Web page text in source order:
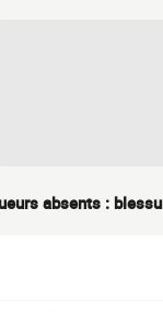
absents :